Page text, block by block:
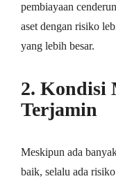
pembiayaan
aset dengan risiko
yang lebih besar.
2. Kondisi
Terjamin
Meskipun ada
baik, selalu ada